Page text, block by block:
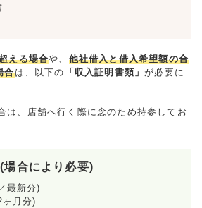
える場合や、 他社借入と借入希望額の合
合は、以下の 「収入証明書類」が必要に
は、店舗へ行く際に念のため持参してお
場合により必要)
最新分)
月分)